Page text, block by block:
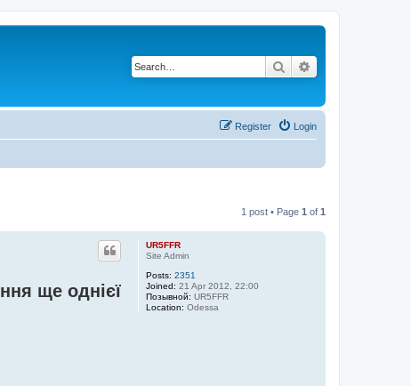
Search
Login
Register
1 post • Page 1 of 1
UR5FFR
Site Admin
Posts: 2351
Joined: 21 Apr 2012, 22:00
Позывной: UR5FFR
Location: Odessa
ще однієї